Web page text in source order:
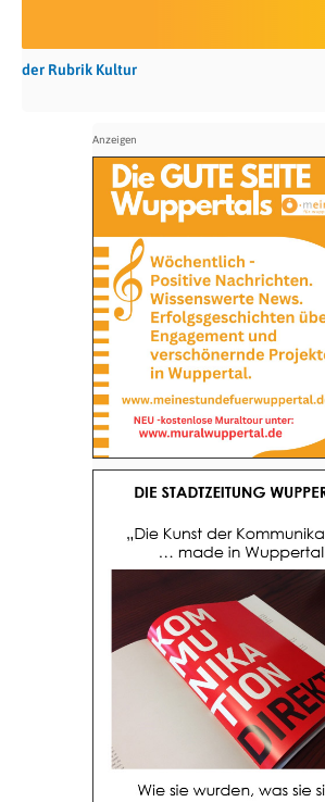
der Rubrik Kultur